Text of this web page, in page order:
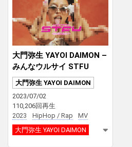
大門弥生 YAYOI DAIMON –
みんなウルサイ STFU
大門弥生 YAYOI DAIMON
2023/07/02
110,206回再生
2023
HipHop / Rap
MV
大門弥生 YAYOI DAIMON